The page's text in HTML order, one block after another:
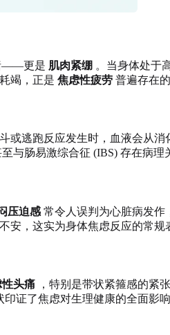
——更是 肌肉紧绷 。当身体处于
竭，正是 焦虑性疲劳 普遍存在
或逃跑反应发生时，血液会从
与肠易激综合征 (IBS) 存在病
压迫感 常令人误判为心脏病发作
安，这实为身体焦虑反应的常规
头痛 ，特别是带状紧箍感的紧
印证了焦虑对生理健康的全面影响